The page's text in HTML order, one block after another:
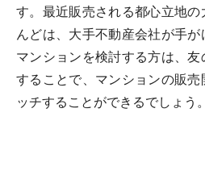
す。最近販売される都心立地
んどは、大手不動産会社が手
マンションを検討する方は、
することで、マンションの販
ッチすることができるでしょう。